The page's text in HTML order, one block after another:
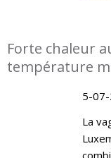
Forte chaleur
température
5-
La